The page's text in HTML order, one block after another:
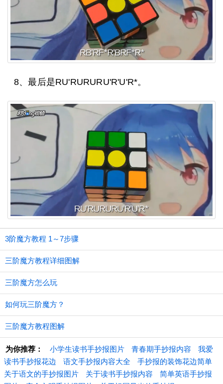
8、最后是RU'RURURU'R'U'R*。
3阶魔方教程 1～7步骤
三阶魔方教程详细图解
三阶魔方怎么玩
如何玩三阶魔方？
三阶魔方教程图解
为你推荐： 小学生读书手抄报图片 青春期手抄报内容
我爱
读书手抄报花边
语文手抄报内容大全
手抄报的装饰花边简单
关于语文的手抄报图片
关于读书手抄报内容
简单英语手抄报